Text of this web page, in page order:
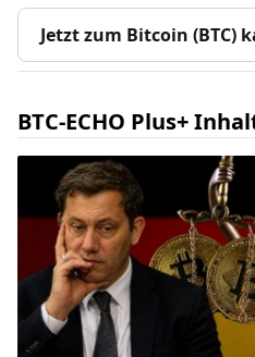
Jetzt zum Bitcoin (BTC)
BTC-ECHO Plus+